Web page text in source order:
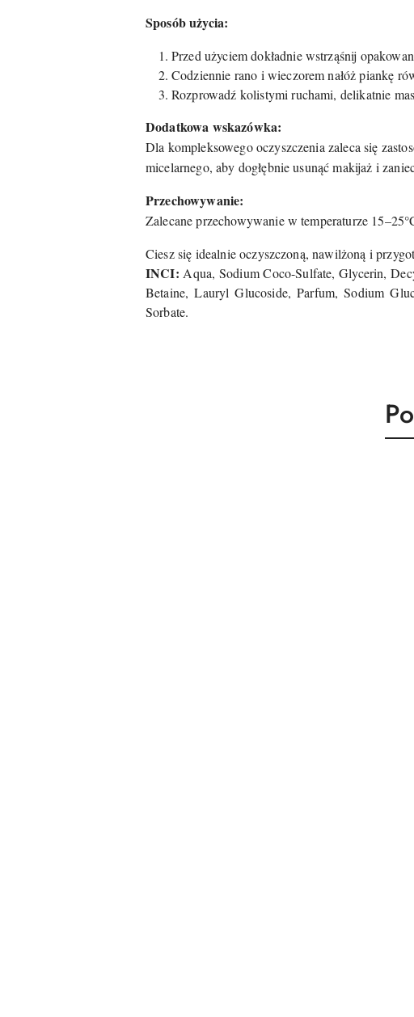
Sposób użycia:
Przed użyciem dokładnie wstrząśnij
Codziennie rano i wieczorem nałóż piankę
Rozprowadź kolistymi ruchami, delikatnie
Dodatkowa wskazówka:
Dla kompleksowego oczyszczenia zaleca się
micelarnego, aby dogłębnie usunąć makijaż i
Przechowywanie:
Zalecane przechowywanie w temperaturze
Ciesz się idealnie oczyszczoną, nawilżoną i
INCI:Aqua, Sodium Coco-Sulfate, Glycerin,
Betaine, Lauryl Glucoside, Parfum, Sodium
Sorbate.
o